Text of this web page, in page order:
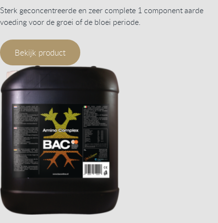
Sterk geconcentreerde en zeer complete 1 component aarde
voeding voor de groei of de bloei periode.
Bekijk product